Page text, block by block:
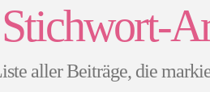
Stichwort-
aller Beiträge, die